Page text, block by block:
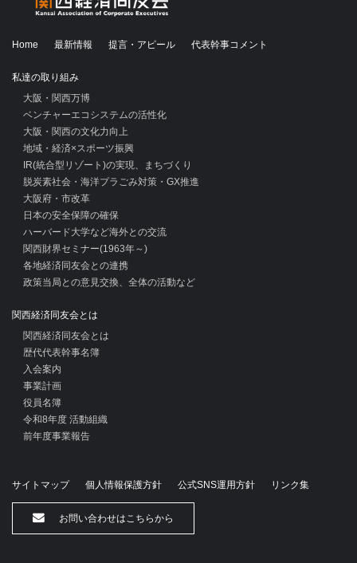
Home 最新情報 提言・アピール 代表幹事コメント
私達の取り組み
大阪・関西万博
ベンチャーエコシステムの活性化
大阪・関西の文化力向上
地域・経済×スポーツ振興
IR(統合型リゾート)の実現、まちづくり
脱炭素社会・海洋プラごみ対策・GX推進
大阪府・市改革
日本の安全保障の確保
ハーバード大学など海外との交流
関西財界セミナー(1963年～)
各地経済同友会との連携
政策当局との意見交換、全体の活動など
関西経済同友会とは
関西経済同友会とは
歴代代表幹事名簿
入会案内
事業計画
役員名簿
令和8年度 活動組織
前年度事業報告
サイトマップ 個人情報保護方針 公式SNS運用方針 リンク集
お問い合わせはこちらから